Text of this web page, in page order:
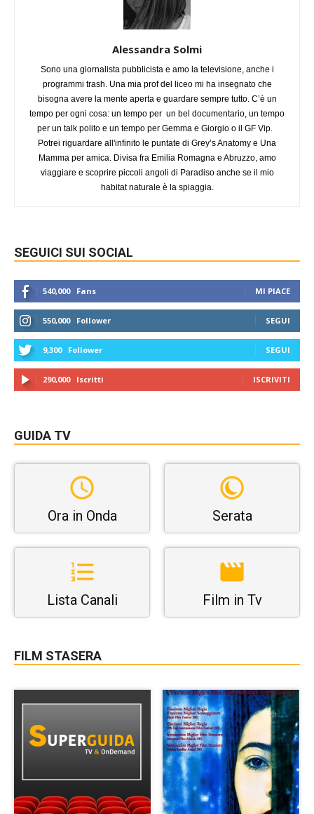
Alessandra Solmi
Sono una giornalista pubblicista e amo la televisione, anche i
programmi trash. Una mia prof del liceo mi ha insegnato che
bisogna avere la mente aperta e guardare sempre tutto. C’è un
tempo per ogni cosa: un tempo per un bel documentario, un tempo
per un talk polito e un tempo per Gemma e Giorgio o il GF Vip.
Potrei riguardare all'infinito le puntate di Grey’s Anatomy e Una
Mamma per amica. Divisa fra Emilia Romagna e Abruzzo, amo
viaggiare e scoprire piccoli angoli di Paradiso anche se il mio
habitat naturale è la spiaggia.
SEGUICI SUI SOCIAL
540,000 Fans MI PIACE
550,000 Follower SEGUI
9,300 Follower SEGUI
290,000 Iscritti ISCRIVITI
GUIDA TV
Ora in Onda Serata
Lista Canali Film in Tv
FILM STASERA